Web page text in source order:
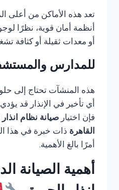
تعد هذه الأماكن من أعلى
أنظمة أمان قوية، نظرًا
أو معدات ثقيلة أو كثافة
للمدارس
هذه المنشآت تحتاج إلى
أي تأخير في الإنذار قد
فإن اختيار
القاهرة ذات خبرة في هذا
أمرًا بالغ الأهمية.
أهمية الصيانة